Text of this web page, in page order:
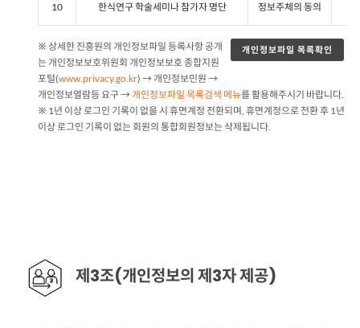
10 한식연구 학술세미나 참가자 명단 정보주체의 동의
개인정보파일 목록확인
※ 상세한 진흥원의 개인정보파일 등록사항 공개
는 개인정보보호위원회 개인정보보호 종합지원
포털(www.privacy.go.kr) → 개인정보민원 →
개인정보열람등 요구 → 개인정보파일 목록검색 메뉴를 활용해주시기 바랍니다.
※ 1년 이상 로그인 기록이 없을 시 휴면계정 전환되며, 휴면계정으로 전환 후 1년
이상 로그인 기록이 없는 회원의 통합회원정보는 삭제됩니다.
제3조(개인정보의 제3자 제공)